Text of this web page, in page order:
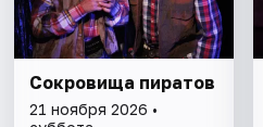
Сокровища пиратов
21 ноября 2026 •